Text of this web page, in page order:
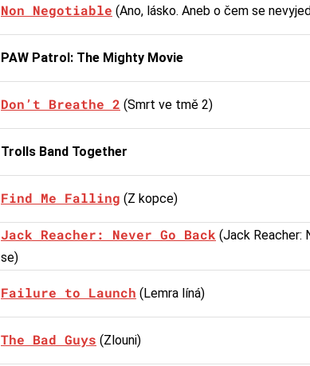
Non Negotiable (Ano, lásko. Aneb o čem se
PAW Patrol: The Mighty Movie
Don’t Breathe 2 (Smrt ve tmě 2)
Trolls Band Together
Find Me Falling (Z kopce)
Jack Reacher: Never Go Back (Jack Reacher:
se)
Failure to Launch (Lemra líná)
The Bad Guys (Zlouni)